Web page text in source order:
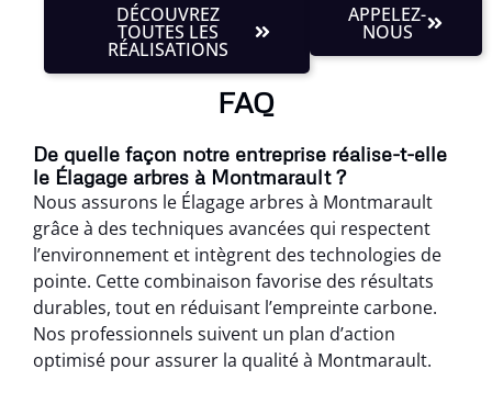
DÉCOUVREZ
TOUTES LES
RÉALISATIONS
APPELEZ-
NOUS
FAQ
De quelle façon notre entreprise réalise-t-elle
le Élagage arbres à Montmarault ?
Nous assurons le Élagage arbres à Montmarault
grâce à des techniques avancées qui respectent
l’environnement et intègrent des technologies de
pointe. Cette combinaison favorise des résultats
durables, tout en réduisant l’empreinte carbone.
Nos professionnels suivent un plan d’action
optimisé pour assurer la qualité à Montmarault.